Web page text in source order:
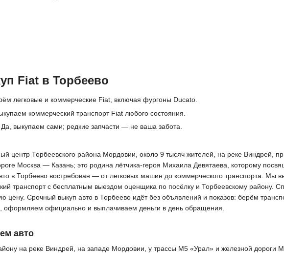
Fiat в Торбеево
легковые и коммерческие Fiat, включая фургоны Ducato.
коммерческий транспорт Fiat любого состояния.
Да, выкупаем сами; редкие запчасти — не ваша забота.
центр Торбеевского района Мордовии, около 9 тысяч жителей, на реке Виндрей,
Москва — Казань; это родина лётчика-героя Михаила Девятаева, которому
в Торбеево востребован — от легковых машин до коммерческого транспорта. Мы
транспорт с бесплатным выездом оценщика по посёлку и Торбеевскому району.
цену. Срочный выкуп авто в Торбеево идёт без объявлений и показов: берём
оформляем официально и выплачиваем деньги в день обращения.
авто
на реке Виндрей, на западе Мордовии, у трассы М5 «Урал» и железной дороги